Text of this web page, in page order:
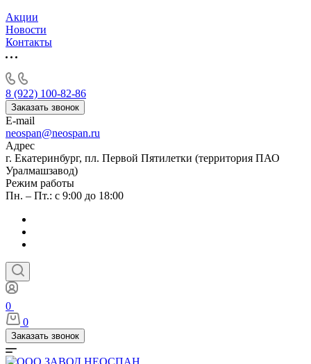
Акции
Новости
Контакты
8 (922) 100-82-86
Заказать звонок
E-mail
neospan@neospan.ru
Адрес
г. Екатеринбург, пл. Первой Пятилетки (территория ПАО
Уралмашзавод)
Режим работы
Пн. – Пт.: с 9:00 до 18:00
0
0
Заказать звонок